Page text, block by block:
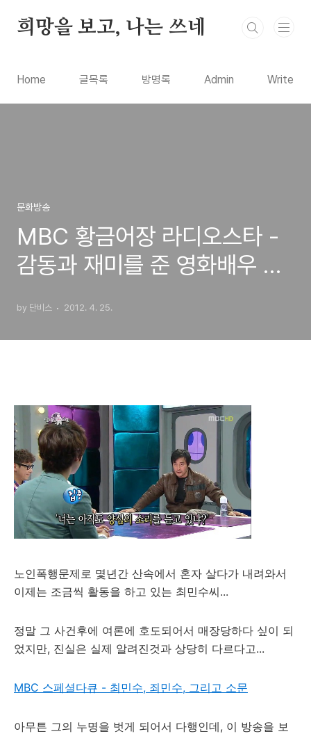
희망을 보고, 나는 쓰네
Home 글목록 방명록 Admin Write
문화방송
MBC 황금어장 라디오스타 -
감동과 재미를 준 영화배우 최
by 단비스 2012. 4. 25.
노인폭행문제로 몇년간 산속에서 혼자 살다가 내려와서
이제는 조금씩 활동을 하고 있는 최민수씨...
정말 그 사건후에 여론에 호도되어서 매장당하다 싶이 되
었지만, 진실은 실제 알려진것과 상당히 다르다고...
MBC 스페셜다큐 - 최민수, 죄민수, 그리고 소문
아무튼 그의 누명을 벗게 되어서 다행인데, 이 방송을 보